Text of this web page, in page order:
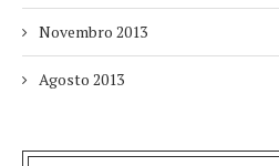
Novembro 2013
Agosto 2013